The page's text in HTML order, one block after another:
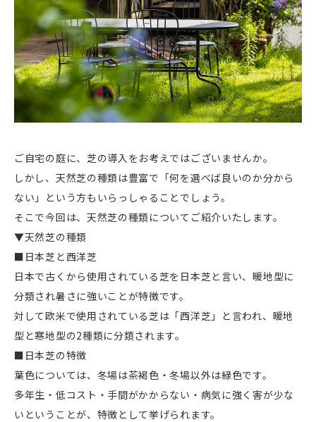
ご自宅の庭に、芝の導入をお考えではございませんか。
しかし、天然芝の種類は豊富で「何を選べば良いのか分から
ない」という方もいらっしゃることでしょう。
そこで今回は、天然芝の種類についてご紹介いたします。
▼天然芝の種類
■日本芝と西洋芝
日本で古くから使用されている芝を日本芝と言い、暖地型に
分類され暑さに強いことが特徴です。
対して欧米で使用されている芝は「西洋芝」と言われ、暖地
型と寒地型の2種類に分類されます。
■日本芝の特徴
葉色については、冬場は茶褐色・冬場以外は緑色です。
多年生・低コスト・手間がかからない・病気に強く害が少な
いということが、特徴として挙げられます。